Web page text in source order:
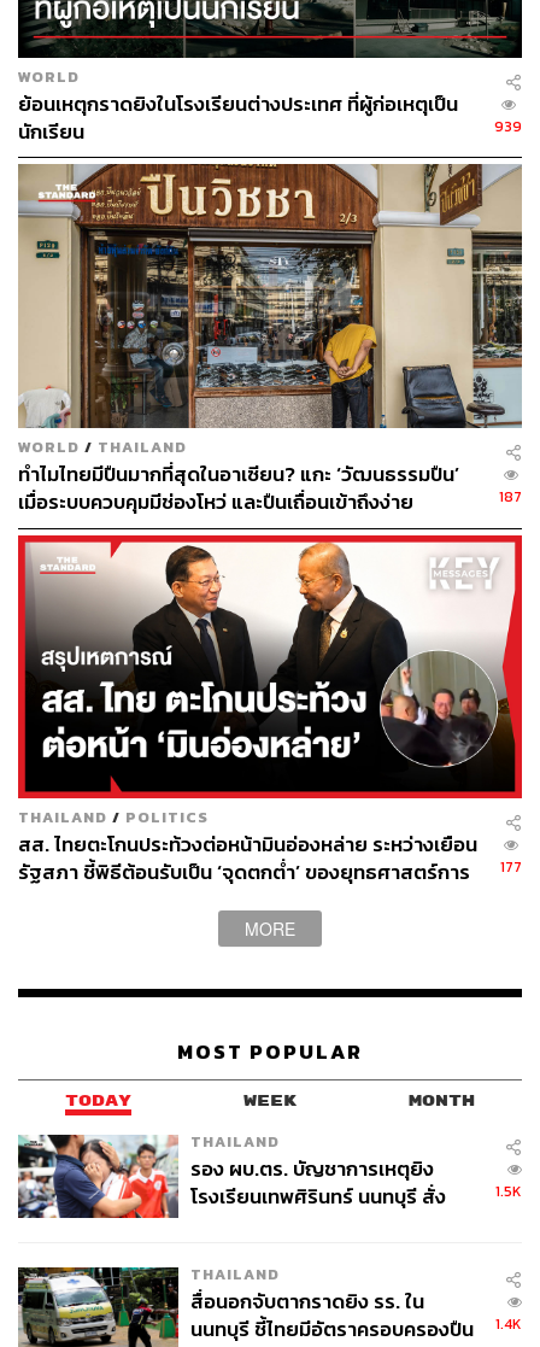
ศักยภาพเข้าร่วมเป็นส่วนหนึ่งของ “Team Taiwan” เพิ่มมาก
ยิ่งขึ้น เพื่อร่วมกันขับเคลื่อนให้เกิดประโยชน์ในด้านการ
ลงทุน บุคลากร และอุตสาหกรรมอย่างครบวงจร
WORLD
ย้อนเหตุกราดยิงในโรงเรียนต่างประเทศ ที่ผู้ก่อเหตุเป็น
นักเรียน
939
WORLD / THAILAND
ทำไมไทยมีปืนมากที่สุดในอาเซียน? แกะ ‘วัฒนธรรมปืน’
เมื่อระบบควบคุมมีช่องโหว่ และปืนเถื่อนเข้าถึงง่าย
187
THAILAND / POLITICS
สส. ไทยตะโกนประท้วงต่อหน้ามินอ่องหล่าย ระหว่างเยือน
รัฐสภา ชี้พิธีต้อนรับเป็น ‘จุดตกต่ำ’ ของยุทธศาสตร์การ
177
MORE
MOST POPULAR
TODAY WEEK MONTH
THAILAND
รอง ผบ.ตร. บัญชาการเหตุยิง
โรงเรียนเทพศิรินทร์ นนทบุรี สั่ง
1.5K
THAILAND
สื่อนอกจับตากราดยิง รร. ใน
นนทบุรี ชี้ไทยมีอัตราครอบครองปืน
1.4K